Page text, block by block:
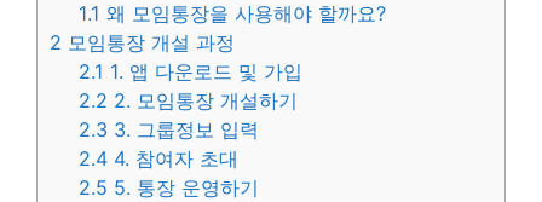
1.1 왜 모임통장을 사용해야 할까요?
2 모임통장 개설 과정
2.1 1. 앱 다운로드 및 가입
2.2 2. 모임통장 개설하기
2.3 3. 그룹정보 입력
2.4 4. 참여자 초대
2.5 5. 통장 운영하기